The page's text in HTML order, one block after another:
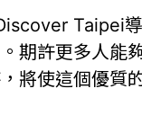
Taipei
期許更多人
將使這個優質